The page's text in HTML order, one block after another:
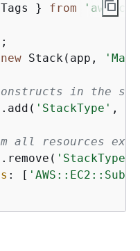
} from 'aws-
new Stack(app,
in the
'StackType' ,
all resources
'StackType'
: [